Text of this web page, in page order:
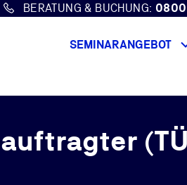
BERATUNG & BUCHUNG:
SEMINARANGEBOT